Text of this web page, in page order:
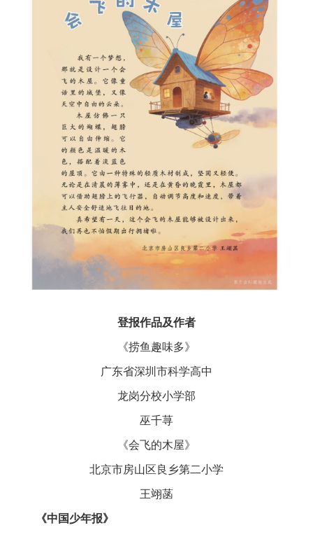
登报作品及作者
《捞鱼趣味多》
广东省深圳市科学高中
龙岗分校小学部
巫千荨
《会飞的木屋》
北京市房山区良乡第二小学
王翊菡
《中国少年报》